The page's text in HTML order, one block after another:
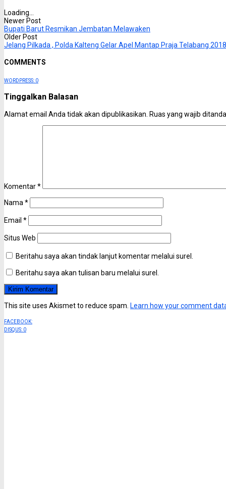
Loading...
Newer Post
Bupati Barut Resmikan Jembatan Melawaken
Older Post
Jelang Pilkada , Polda Kalteng Gelar Apel Mantap Praja Telabang 2018
COMMENTS
WORDPRESS: 0
Tinggalkan Balasan
Alamat email Anda tidak akan dipublikasikan. Ruas yang wajib
Komentar*
Nama *
Email *
Situs Web
Beritahu saya akan tindak lanjut komentar melalui surel.
Beritahu saya akan tulisan baru melalui surel.
This site uses Akismet to reduce spam. Learn how your comment
FACEBOOK:
DISQUS: 0